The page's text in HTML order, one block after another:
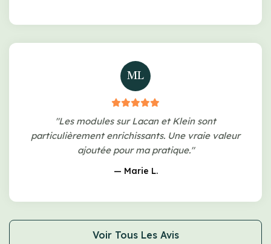
ML
"Les modules sur Lacan et Klein sont
particulièrement enrichissants. Une vraie valeur
ajoutée pour ma pratique."
— Marie L.
Voir Tous Les Avis